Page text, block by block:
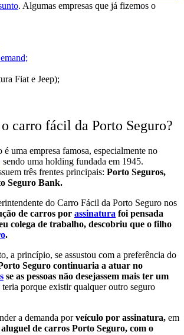
. Algumas empresas que já fizemos o
Fiat e Jeep);
carro fácil da Porto Seguro?
uma empresa famosa, especialmente no
sendo uma holding fundada em 1945.
três frentes principais: Porto Seguros,
Seguro Bank.
do Carro Fácil da Porto Seguro nos
de carros por assinatura foi pensada
colega de trabalho, descobriu que o filho
.
a princípio, se assustou com a preferência do
Seguro continuaria a atuar no
se as pessoas não desejassem mais ter um
teria porque existir qualquer outro seguro
a demanda porveículo por assinatura, em
de carros Porto Seguro, com o